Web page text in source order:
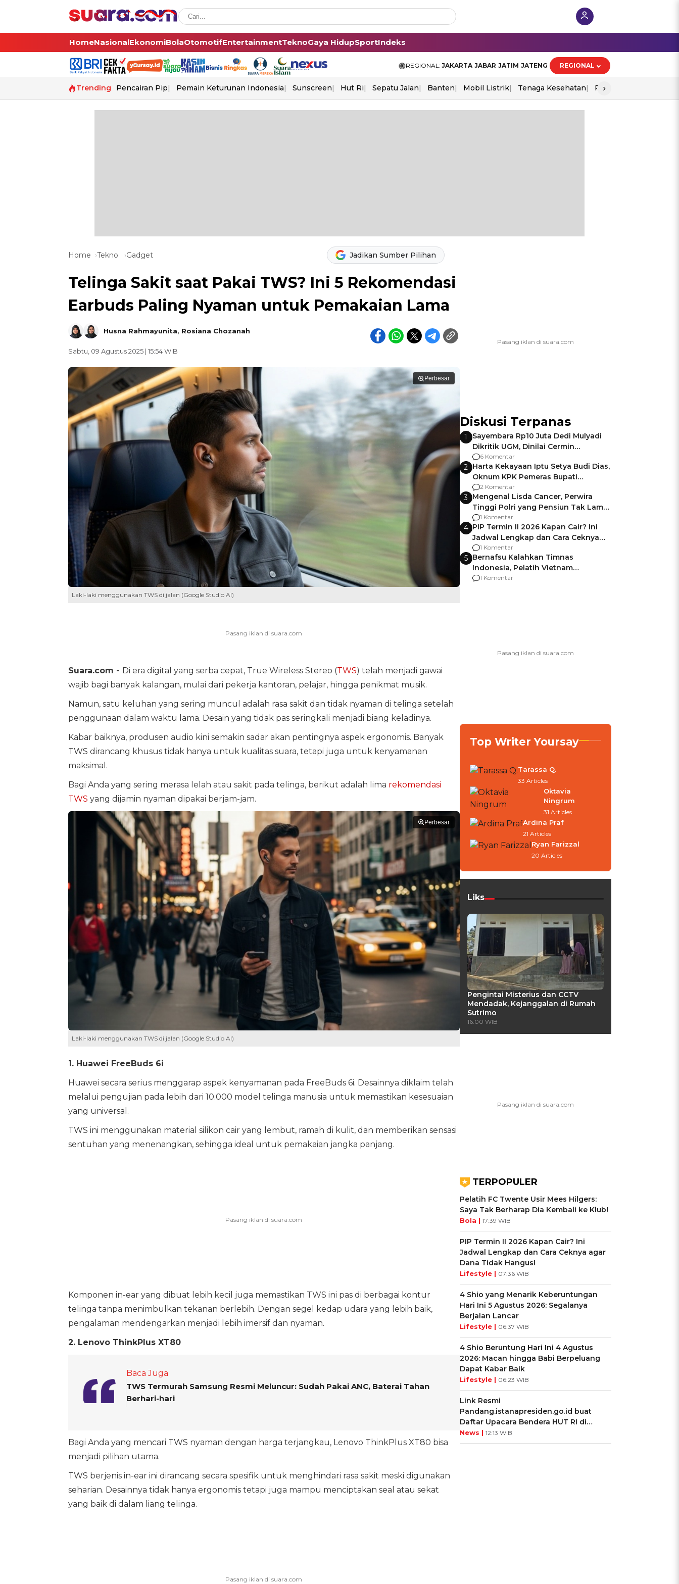
HomeNasionalEkonomiBolaOtomotifEntertainmentTeknoGaya HidupSportIndeks
REGIONAL: JAKARTA JABAR JATIM JATENG REGIONAL
Trending Pencairan Pip Pemain Keturunan Indonesia Sunscreen Hut Ri Sepatu Jalan Banten Mobil Listrik Tenaga Kesehatan Perang As-Iran
›
Home Tekno Gadget Jadikan Sumber Pilihan
Telinga Sakit saat Pakai TWS? Ini 5 Rekomendasi
Earbuds Paling Nyaman untuk Pemakaian Lama
Husna Rahmayunita, Rosiana Chozanah
Sabtu, 09 Agustus 2025 | 15:54 WIB
Perbesar
Laki-laki menggunakan TWS di jalan (Google Studio AI)
Suara.com - Di era digital yang serba cepat, True Wireless Stereo (TWS) telah menjadi gawai
wajib bagi banyak kalangan, mulai dari pekerja kantoran, pelajar, hingga penikmat musik.
Namun, satu keluhan yang sering muncul adalah rasa sakit dan tidak nyaman di telinga setelah
penggunaan dalam waktu lama. Desain yang tidak pas seringkali menjadi biang keladinya.
Kabar baiknya, produsen audio kini semakin sadar akan pentingnya aspek ergonomis. Banyak
TWS dirancang khusus tidak hanya untuk kualitas suara, tetapi juga untuk kenyamanan
maksimal.
Bagi Anda yang sering merasa lelah atau sakit pada telinga, berikut adalah lima rekomendasi
TWS yang dijamin nyaman dipakai berjam-jam.
Perbesar
Laki-laki menggunakan TWS di jalan (Google Studio AI)
1. Huawei FreeBuds 6i
Huawei secara serius menggarap aspek kenyamanan pada FreeBuds 6i. Desainnya diklaim telah
melalui pengujian pada lebih dari 10.000 model telinga manusia untuk memastikan kesesuaian
yang universal.
TWS ini menggunakan material silikon cair yang lembut, ramah di kulit, dan memberikan sensasi
sentuhan yang menenangkan, sehingga ideal untuk pemakaian jangka panjang.
Komponen in-ear yang dibuat lebih kecil juga memastikan TWS ini pas di berbagai kontur
telinga tanpa menimbulkan tekanan berlebih. Dengan segel kedap udara yang lebih baik,
pengalaman mendengarkan menjadi lebih imersif dan nyaman.
2. Lenovo ThinkPlus XT80
Baca Juga
TWS Termurah Samsung Resmi Meluncur: Sudah Pakai ANC, Baterai Tahan
Berhari-hari
Bagi Anda yang mencari TWS nyaman dengan harga terjangkau, Lenovo ThinkPlus XT80 bisa
menjadi pilihan utama.
TWS berjenis in-ear ini dirancang secara spesifik untuk menghindari rasa sakit meski digunakan
seharian. Desainnya tidak hanya ergonomis tetapi juga mampu menciptakan seal atau sekat
yang baik di dalam liang telinga.
Diskusi Terpanas
1
Sayembara Rp10 Juta Dedi Mulyadi
Dikritik UGM, Dinilai Cermin
Gagalnya Negara Jamin Keamanan
6 Komentar
2 Harta Kekayaan Iptu Setya Budi Dias,
Oknum KPK Pemeras Bupati
Pemalang
2 Komentar
3 Mengenal Lisda Cancer, Perwira
Tinggi Polri yang Pensiun Tak Lama
Usai Jadi Brigjen
1 Komentar
4 PIP Termin II 2026 Kapan Cair? Ini
Jadwal Lengkap dan Cara Ceknya
agar Dana Tidak Hangus!
1 Komentar
5 Bernafsu Kalahkan Timnas
Indonesia, Pelatih Vietnam
Berencana Pakai Jimat di Pakansari
1 Komentar
Top Writer Yoursay
Tarassa Q.
33 Articles
Oktavia
Ningrum
31 Articles
Ardina Praf
21 Articles
Ryan Farizzal
20 Articles
Liks
Pengintai Misterius dan CCTV
Mendadak, Kejanggalan di Rumah
Sutrimo
16:00 WIB
TERPOPULER
Pelatih FC Twente Usir Mees Hilgers:
Saya Tak Berharap Dia Kembali ke Klub!
Bola | 17:39 WIB
PIP Termin II 2026 Kapan Cair? Ini
Jadwal Lengkap dan Cara Ceknya agar
Dana Tidak Hangus!
Lifestyle | 07:36 WIB
4 Shio yang Menarik Keberuntungan
Hari Ini 5 Agustus 2026: Segalanya
Berjalan Lancar
Lifestyle | 06:37 WIB
4 Shio Beruntung Hari Ini 4 Agustus
2026: Macan hingga Babi Berpeluang
Dapat Kabar Baik
Lifestyle | 06:23 WIB
Link Resmi
Pandang.istanapresiden.go.id buat
Daftar Upacara Bendera HUT RI di
Istana Negara
News | 12:13 WIB